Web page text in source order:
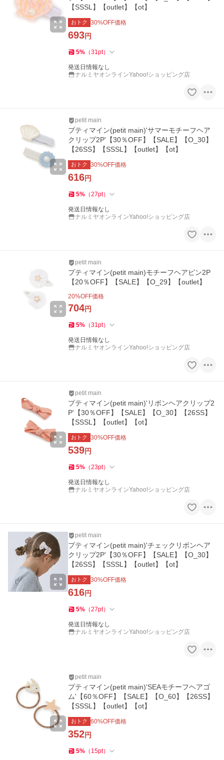
【SSSL】【outlet】【ot】
おトク 30%OFF価格
693円
5% （31pt）
発送日情報なし
ナルミヤオンラインYahoo!ショッピング店
petit main
プティマイン(petit main)'サマーモチーフヘア
クリップ2P'【30％OFF】【SALE】【O_30】
【26SS】【SSSL】【outlet】【ot】
おトク 30%OFF価格
616円
5% （27pt）
発送日情報なし
ナルミヤオンラインYahoo!ショッピング店
petit main
プティマイン(petit main)モチーフヘアピン2P
【20％OFF】【SALE】【O_29】【outlet】
20%OFF価格
704円
5% （31pt）
発送日情報なし
ナルミヤオンラインYahoo!ショッピング店
petit main
プティマイン(petit main)'リボンヘアクリップ2
P'【30％OFF】【SALE】【O_30】【26SS】
【SSSL】【outlet】【ot】
おトク 30%OFF価格
539円
5% （23pt）
発送日情報なし
ナルミヤオンラインYahoo!ショッピング店
petit main
プティマイン(petit main)'チェックリボンヘア
クリップ2P'【30％OFF】【SALE】【O_30】
【26SS】【SSSL】【outlet】【ot】
おトク 30%OFF価格
616円
5% （27pt）
発送日情報なし
ナルミヤオンラインYahoo!ショッピング店
petit main
プティマイン(petit main)'SEAモチーフヘアゴ
ム'【60％OFF】【SALE】【O_60】【26SS】
【SSSL】【outlet】【ot】
おトク 60%OFF価格
352円
5% （ 15pt）